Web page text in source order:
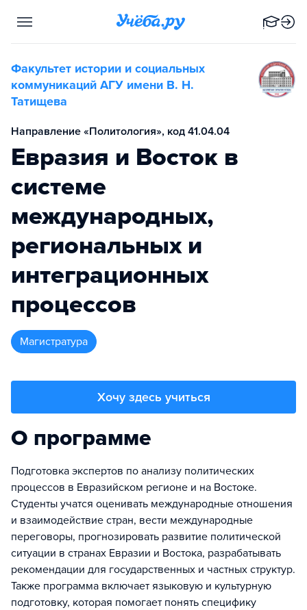
Факультет истории и социальных
коммуникаций АГУ имени В. Н.
Татищева
Направление «Политология», код 41.04.04
Евразия и Восток в
системе
международных,
региональных и
интеграционных
процессов
магистратура
Хочу здесь учиться
О программе
Подготовка экспертов по анализу политических
процессов в Евразийском регионе и на Востоке.
Студенты учатся оценивать международные отношения
и взаимодействие стран, вести международные
переговоры, прогнозировать развитие политической
ситуации в странах Евразии и Востока, разрабатывать
рекомендации для государственных и частных структур.
Также программа включает языковую и культурную
подготовку, которая помогает понять специфику